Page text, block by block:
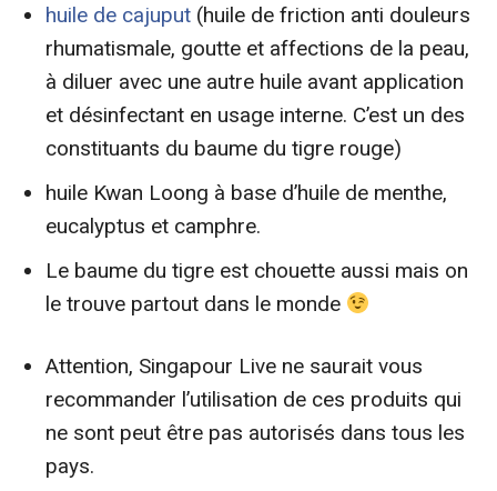
huile de cajuput (huile de friction anti douleurs
rhumatismale, goutte et affections de la peau,
à diluer avec une autre huile avant application
et désinfectant en usage interne. C’est un des
constituants du baume du tigre rouge)
huile Kwan Loong à base d’huile de menthe,
eucalyptus et camphre.
Le baume du tigre est chouette aussi mais on
le trouve partout dans le monde
Attention, Singapour Live ne saurait vous
recommander l’utilisation de ces produits qui
ne sont peut être pas autorisés dans tous les
pays.